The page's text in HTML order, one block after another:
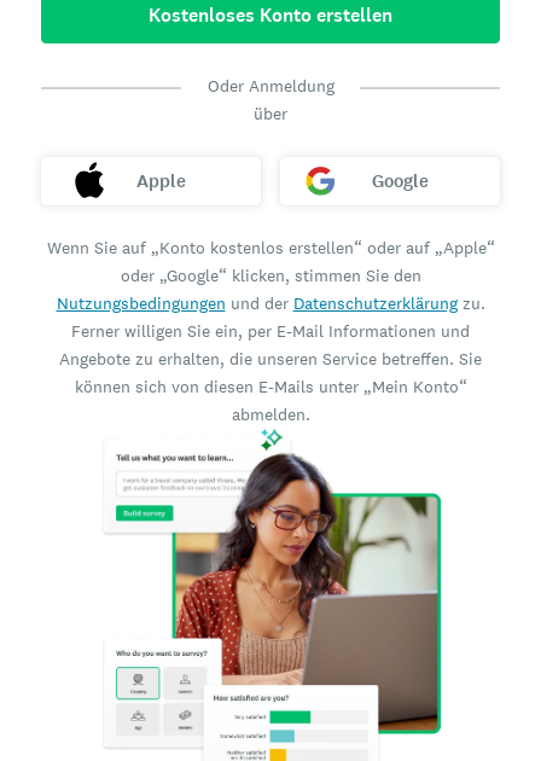
Kostenloses Konto erstellen
Oder Anmeldung
über
Apple Google
Wenn Sie auf „Konto kostenlos erstellen“ oder auf „Apple“
oder „Google“ klicken, stimmen Sie den
Nutzungsbedingungen und der Datenschutzerklärungzu.
Ferner willigen Sie ein, per E-Mail Informationen und
Angebote zu erhalten, die unseren Service betreffen. Sie
können sich von diesen E-Mails unter „Mein Konto“
abmelden.